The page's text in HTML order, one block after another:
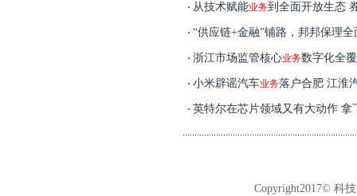
从技术赋能业务到全面开放生态
“供应链+金融”铺路，邦邦保理
浙江市场监管核心业务数字化全
小米辟谣汽车业务落户合肥 江淮
英特尔在芯片领域又有大动作
Copyright2017© 科